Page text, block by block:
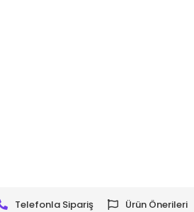
Telefonla Sipariş Ürün Önerileri